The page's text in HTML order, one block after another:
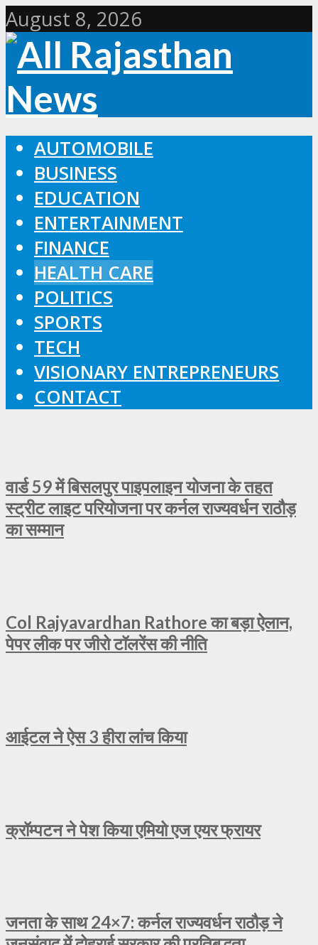
August 8, 2026
AUTOMOBILE
BUSINESS
EDUCATION
ENTERTAINMENT
FINANCE
HEALTH CARE
POLITICS
SPORTS
TECH
VISIONARY ENTREPRENEURS
CONTACT
वार्ड 59 में बिसलपुर पाइपलाइन योजना के तहत
स्ट्रीट लाइट परियोजना पर कर्नल राज्यवर्धन राठौड़
का सम्मान
Col Rajyavardhan Rathore का बड़ा ऐलान,
पेपर लीक पर जीरो टॉलरेंस की नीति
आईटल ने ऐस 3 हीरा लांच किया
क्रॉम्पटन ने पेश किया एमियो एज एयर फ्रायर
जनता के साथ 24×7: कर्नल राज्यवर्धन राठौड़ ने